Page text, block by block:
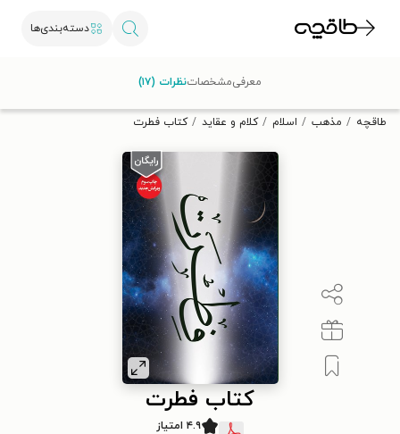
دسته‌بندی‌ها
تخفیف از طاقچه دریافت کن.
طاقچه مذهب اسلام کلام و عقاید کتاب فطرت
کتاب فطرت
۴.۹ امتیاز
معرفیمشخصاتنظرات (۱۷)